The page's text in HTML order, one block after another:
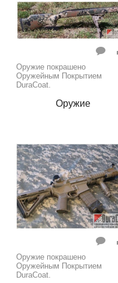
Оружие покрашено
Оружейным Покрытием
DuraCoat.
Оружие
Оружие покрашено
Оружейным Покрытием
DuraCoat.